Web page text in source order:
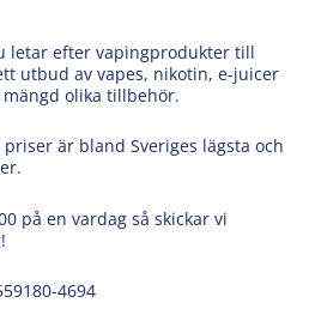
letar efter vapingprodukter till
utbud av vapes, nikotin, e-juicer
olika tillbehör.
är bland Sveriges lägsta och
på en vardag så skickar vi
4694